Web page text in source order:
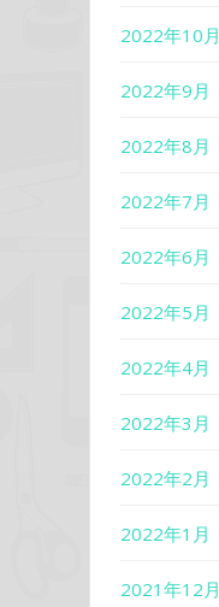
2022年10月
2022年9月
2022年8月
2022年7月
2022年6月
2022年5月
2022年4月
2022年3月
2022年2月
2022年1月
2021年12月